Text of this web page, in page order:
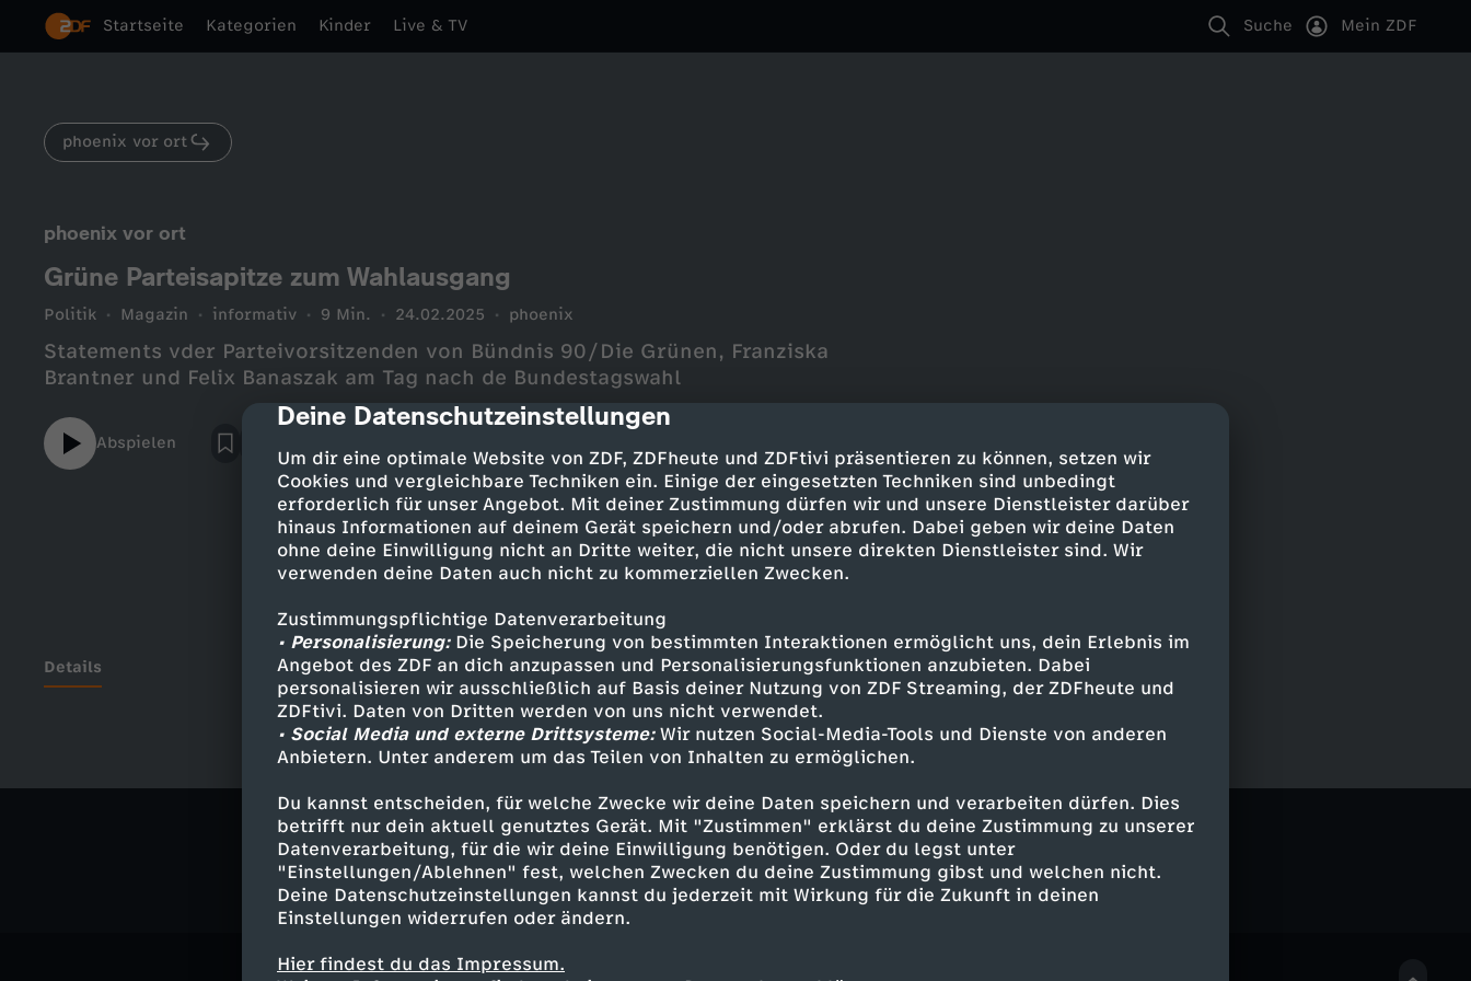
cmp-dialog-description
Deine Datenschutzeinstellungen
Um dir eine optimale Website von ZDF, ZDFheute und ZDFtivi präsentieren zu können, setzen wir
Cookies und vergleichbare Techniken ein. Einige der eingesetzten Techniken sind unbedingt
erforderlich für unser Angebot. Mit deiner Zustimmung dürfen wir und unsere Dienstleister darüber
hinaus Informationen auf deinem Gerät speichern und/oder abrufen. Dabei geben wir deine Daten
ohne deine Einwilligung nicht an Dritte weiter, die nicht unsere direkten Dienstleister sind. Wir
verwenden deine Daten auch nicht zu kommerziellen Zwecken.
Zustimmungspflichtige Datenverarbeitung
• Personalisierung:Die Speicherung von bestimmten Interaktionen ermöglicht uns, dein Erlebnis im
Angebot des ZDF an dich anzupassen und Personalisierungsfunktionen anzubieten. Dabei
personalisieren wir ausschließlich auf Basis deiner Nutzung von ZDF Streaming, der ZDFheute und
ZDFtivi. Daten von Dritten werden von uns nicht verwendet.
• Social Media und externe Drittsysteme:Wir nutzen Social-Media-Tools und Dienste von anderen
Anbietern. Unter anderem um das Teilen von Inhalten zu ermöglichen.
Du kannst entscheiden, für welche Zwecke wir deine Daten speichern und verarbeiten dürfen. Dies
betrifft nur dein aktuell genutztes Gerät. Mit "Zustimmen" erklärst du deine Zustimmung zu unserer
Datenverarbeitung, für die wir deine Einwilligung benötigen. Oder du legst unter
"Einstellungen/Ablehnen" fest, welchen Zwecken du deine Zustimmung gibst und welchen nicht.
Deine Datenschutzeinstellungen kannst du jederzeit mit Wirkung für die Zukunft in deinen
Einstellungen widerrufen oder ändern.
Hier findest du das Impressum.
Startseite Kategorien Kinder Live & TV Suche Mein ZDF
phoenix vor ort
phoenix vor ort
Grüne Parteisapitze zum Wahlausgang
Politik Magazin informativ 9 Min. 24.02.2025 phoenix
Statements vder Parteivorsitzenden von Bündnis 90/Die Grünen, Franziska
Brantner und Felix Banaszak am Tag nach de Bundestagswahl
Abspielen
Details
Ähnliche Inhalte entdecken
Politik Magazin informativ phoenix vor ort